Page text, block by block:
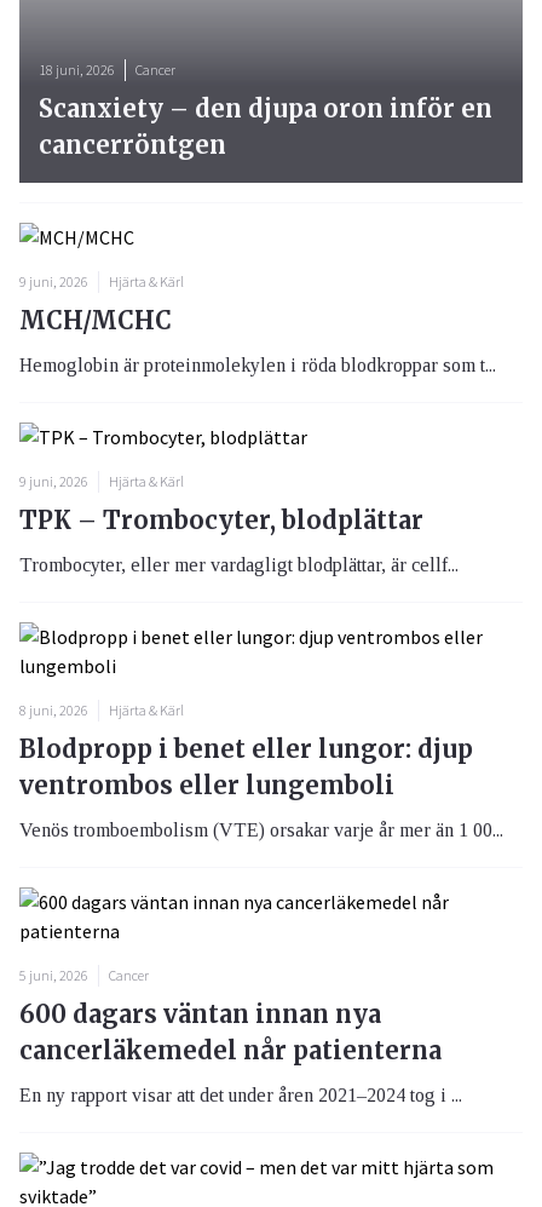
18 juni, 2026 Cancer
Scanxiety – den djupa oron inför en
cancerröntgen
9 juni, 2026 Hjärta & Kärl
MCH/MCHC
Hemoglobin är proteinmolekylen i röda blodkroppar som t...
9 juni, 2026 Hjärta & Kärl
TPK – Trombocyter, blodplättar
Trombocyter, eller mer vardagligt blodplättar, är cellf...
8 juni, 2026 Hjärta & Kärl
Blodpropp i benet eller lungor: djup
ventrombos eller lungemboli
Venös tromboembolism (VTE) orsakar varje år mer än 1 00...
5 juni, 2026 Cancer
600 dagars väntan innan nya
cancerläkemedel når patienterna
En ny rapport visar att det under åren 2021–2024 tog i ...